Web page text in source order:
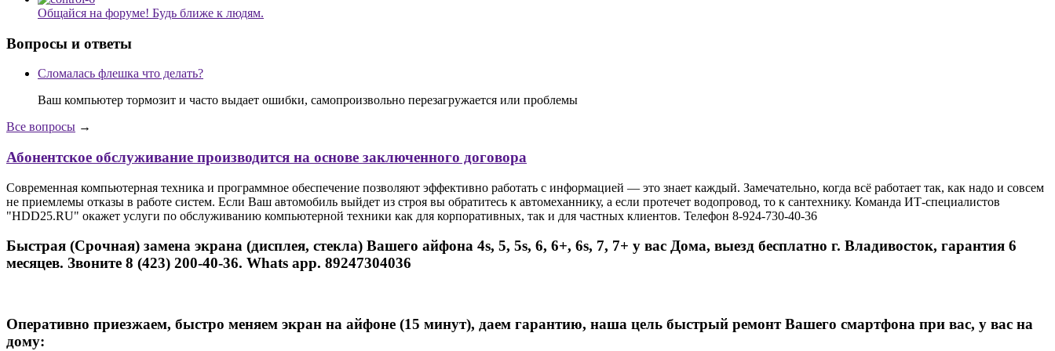
Общайся на форуме! Будь ближе к людям.
Вопросы и ответы
Сломалась флешка что делать?
Ваш компьютер тормозит и часто выдает ошибки, самопроизвольно перезагружается или проблемы
Все вопросы →
Абонентское обслуживание производится на основе заключенного договора
Современная компьютерная техника и программное обеспечение позволяют эффективно работать с информацией — это знает каждый. Замечательно, когда всё работает так, как надо и совсем
не приемлемы отказы в работе систем. Если Ваш автомобиль выйдет из строя вы обратитесь к автомеханнику, а если протечет водопровод, то к сантехнику. Команда ИТ-специалистов
"HDD25.RU" окажет услуги по обслуживанию компьютерной техники как для корпоративных, так и для частных клиентов. Телефон 8-924-730-40-36
Быстрая (Срочная) замена экрана (дисплея, стекла) Вашего айфона 4s, 5, 5s, 6, 6+, 6s, 7, 7+ у вас Дома, выезд бесплатно г. Владивосток, гарантия 6
месяцев. Звоните 8 (423) 200-40-36. Whats app. 89247304036
Оперативно приезжаем, быстро меняем экран на айфоне (15 минут), даем гарантию, наша цель быстрый ремонт Вашего смартфона при вас, у вас на
дому: